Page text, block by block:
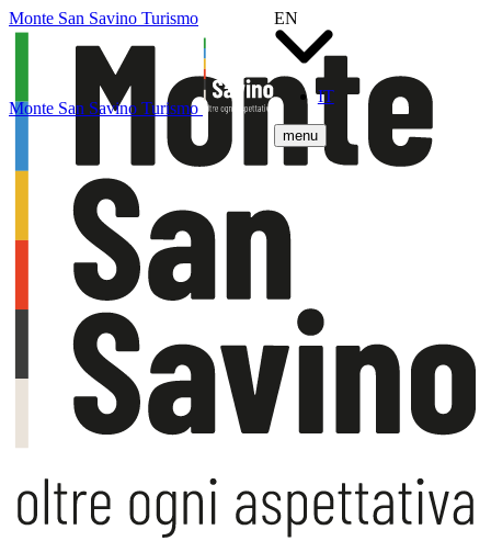
Monte San Savino Turismo
EN
IT
menu
Monte San Savino Turismo